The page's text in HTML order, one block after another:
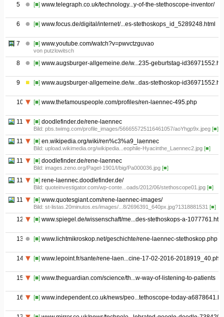
5 [■]www.telegraph.co.uk/technology...y-of-the-stethoscope-inventor/
6 [■]www.focus.de/digital/internet/...es-stethoskops_id_5289248.html
7 [■]www.youtube.com/watch?v=pwvctzguvao
von putzlowitsch
8 [■]www.augsburger-allgemeine.de/w...235-geburtstag-
9 [■]www.augsburger-allgemeine.de/w...das-stethoskop-
10 [■]www.thefamouspeople.com/profiles/ren-laennec-495.php
11.1 [■]doodlefinder.de/rene-laennec
Bild: pbs.twimg.com/profile_images/566655725116461057/aoYhgp9x.jpeg [■]
11.2 [■]en.wikipedia.org/wiki/ren%c3%a9_laennec
Bild: upload.wikimedia.org/wikipedia...eophile-Hyacinthe_Laennec2.jpg [■]
11.3 [■]doodlefinder.de/rene-laennec
Bild: images.zeno.org/Pagel-1901/I/big/Pa000036.jpg [■]
11.4 [■]rene-laennec.doodlefinder.de/
Bild: quoteinvestigator.com/wp-conte...oads/2012/06/stethoscope01.jpg [■]
11.5 [■]www.quotesgiant.com/rene-laennec-images/
Bild: st-listas.20minutos.es/images/...8/2696391_640px.jpg?1318881531 [■]
12 [■]www.spiegel.de/wissenschaft/me...des-stethoskops-a-
13 [■]www.lichtmikroskop.net/geschichte/rene-laennec-stethoskop.php
14 [■]www.lepoint.fr/sante/rene-laen...cine-17-02-2016-2018919_40.php
15 [■]www.theguardian.com/science/th...w-way-of-listening-to-patients
16 [■]www.independent.co.uk/news/peo...tethoscope-today-